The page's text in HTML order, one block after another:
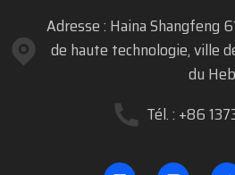
Adresse : Haina Shangfeng
de haute technologie, ville
du
Tél. : +86